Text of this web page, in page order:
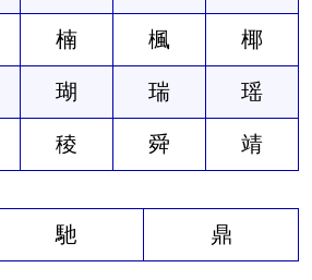
楠 楓 椰
瑚 瑞 瑶
稜 舜 靖
馳 鼎